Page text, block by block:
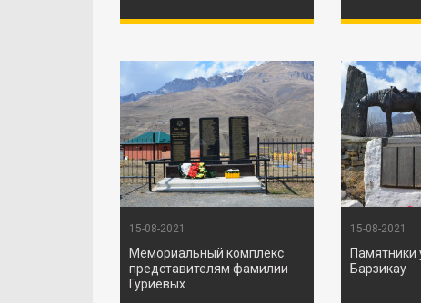
15-08-2021
Мемориальный комплекс
представителям фамилии
Гуриевых
15-08-2021
Памятники
Барзикау